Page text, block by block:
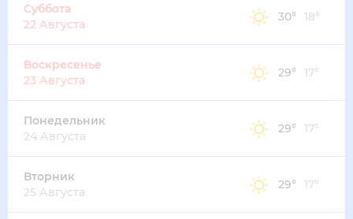
Суббота
22 Августа
30° 18°
Воскресенье
23 Августа
29° 17°
Понедельник
24 Августа
29° 17°
Вторник
25 Августа
29° 17°